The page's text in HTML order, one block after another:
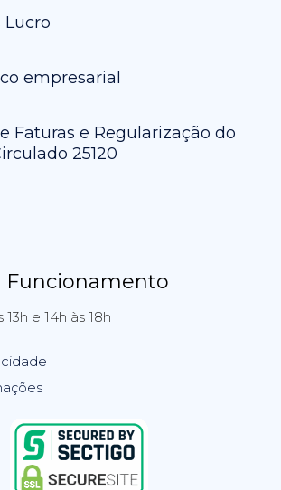
Lucro
empresarial
Faturas e Regularização do
25120
Funcionamento
e 14h às 18h